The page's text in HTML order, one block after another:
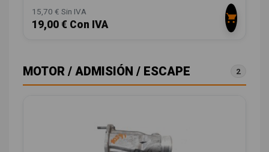
15,70 € Sin IVA
19,00 € Con IVA
MOTOR / ADMISIÓN / ESCAPE 2